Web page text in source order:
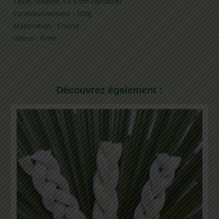
Conditionnement : 100g
Mastication : Courte
Odeur : Forte
Découvrez également :